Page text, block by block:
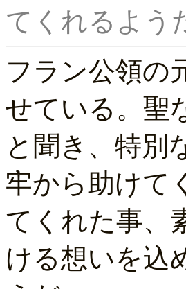
フラン公領の
せている。聖
と聞き、特別
牢から助けて
てくれた事、
ける想いを込